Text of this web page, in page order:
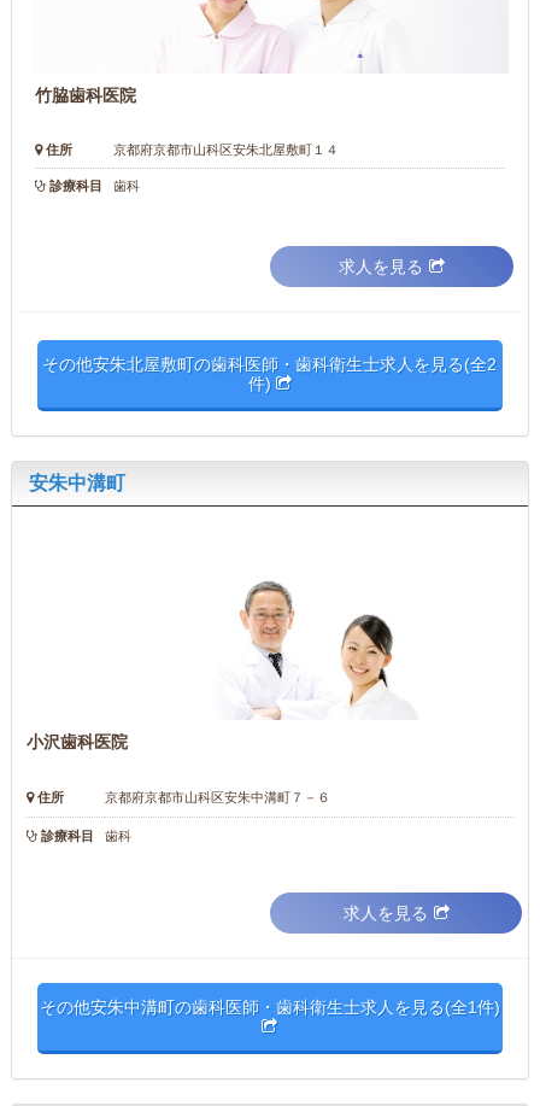
竹脇歯科医院
住所 京都府京都市山科区安朱北屋敷町１４
診療科目 歯科
求人を見る
その他安朱北屋敷町の歯科医師・歯科衛生士求人を見る(全2
件)
安朱中溝町
小沢歯科医院
住所 京都府京都市山科区安朱中溝町７－６
診療科目 歯科
求人を見る
その他安朱中溝町の歯科医師・歯科衛生士求人を見る(全1件)